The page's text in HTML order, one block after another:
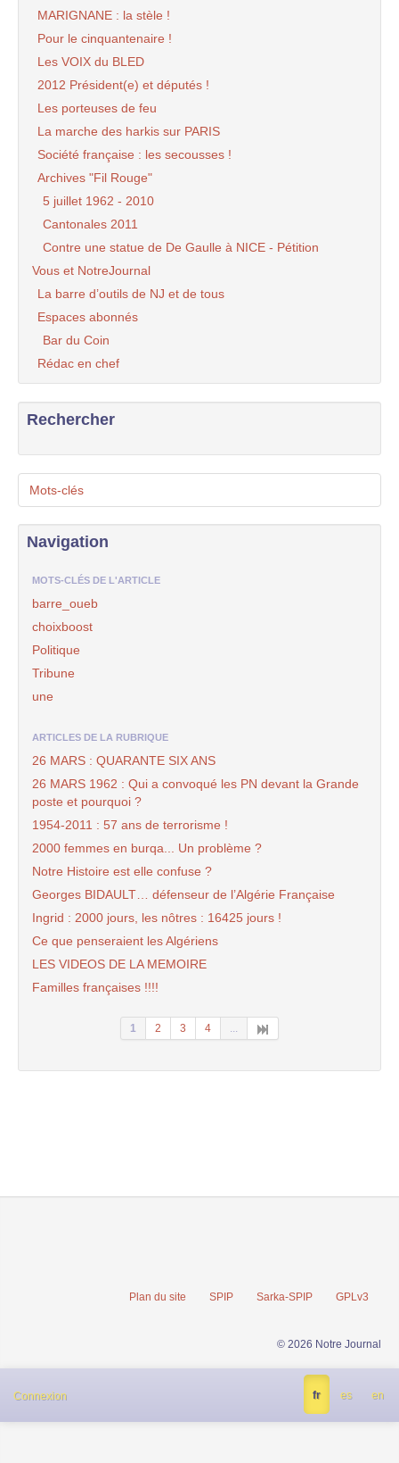
MARIGNANE : la stèle !
Pour le cinquantenaire !
Les VOIX du BLED
2012 Président(e) et députés !
Les porteuses de feu
La marche des harkis sur PARIS
Société française : les secousses !
Archives "Fil Rouge"
5 juillet 1962 - 2010
Cantonales 2011
Contre une statue de De Gaulle à NICE - Pétition
Vous et NotreJournal
La barre d’outils de NJ et de tous
Espaces abonnés
Bar du Coin
Rédac en chef
Rechercher
Mots-clés
Navigation
MOTS-CLÉS DE L'ARTICLE
barre_oueb
choixboost
Politique
Tribune
une
ARTICLES DE LA RUBRIQUE
26 MARS : QUARANTE SIX ANS
26 MARS 1962 : Qui a convoqué les PN devant la Grande
poste et pourquoi ?
1954-2011 : 57 ans de terrorisme !
2000 femmes en burqa... Un problème ?
Notre Histoire est elle confuse ?
Georges BIDAULT… défenseur de l’Algérie Française
Ingrid : 2000 jours, les nôtres : 16425 jours !
Ce que penseraient les Algériens
LES VIDEOS DE LA MEMOIRE
Familles françaises !!!!
1 2 3 4 ...
Plan du site SPIP Sarka-SPIP GPLv3
© 2026 Notre Journal
Connexion fr es en